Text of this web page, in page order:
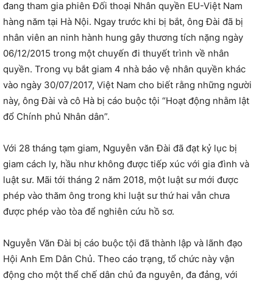
đang tham gia phiên Đối thoại Nhân quyền EU-Việt Nam
hàng năm tại Hà Nội. Ngay trước khi bị bắt, ông Đài đã bị
nhân viên an ninh hành hung gây thương tích nặng ngày
06/12/2015 trong một chuyến đi thuyết trình về nhân
quyền. Trong vụ bắt giam 4 nhà bảo vệ nhân quyền khác
vào ngày 30/07/2017, Việt Nam cho biết rằng những người
này, ông Đài và cô Hà bị cáo buộc tội “Hoạt động nhằm lật
đổ Chính phủ Nhân dân”.
Với 28 tháng tạm giam, Nguyễn văn Đài đã đạt kỷ lục bị
giam cách ly, hầu như không được tiếp xúc với gia đình và
luật sư. Mãi tới tháng 2 năm 2018, một luật sư mới được
phép vào thăm ông trong khi luật sư thứ hai vẫn chưa
được phép vào tòa để nghiên cứu hồ sơ.
Nguyễn Văn Đài bị cáo buộc tội đã thành lập và lãnh đạo
Hội Anh Em Dân Chủ. Theo cáo trạng, tổ chức này vận
động cho một thể chế dân chủ đa nguyên, đa đảng, với